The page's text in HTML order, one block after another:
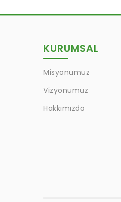
KURUMSAL
Misyonumuz
Vizyonumuz
Hakkımızda